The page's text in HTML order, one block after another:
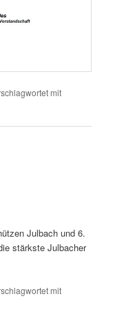
mit
Julbach und 6.
stärkste Julbacher
mit